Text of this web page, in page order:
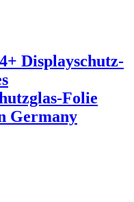
Displayschutz-
Folie
Germany